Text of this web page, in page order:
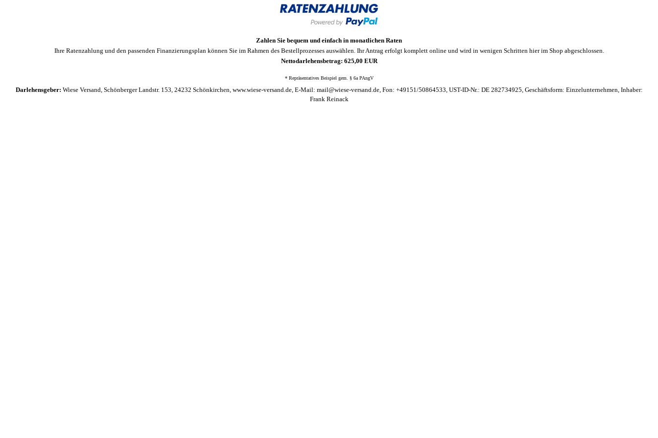
Zahlen Sie bequem und einfach in monatlichen Raten
Ihre Ratenzahlung und den passenden Finanzierungsplan können Sie im Rahmen des Bestellprozesses auswählen. Ihr Antrag erfolgt komplett online und wird in wenigen Schritten hier im Shop abgeschlossen.
Nettodarlehensbetrag: 625,00 EUR
* Repräsentatives Beispiel gem. § 6a PAngV
Darlehensgeber: Wiese Versand, Schönberger Landstr. 153, 24232 Schönkirchen, www.wiese-versand.de, E-Mail: mail@wiese-versand.de, Fon: +49151/50864533, UST-ID-Nr.: DE 282734925, Geschäftsform: Einzelunternehmen, Inhaber:
Frank Reinack